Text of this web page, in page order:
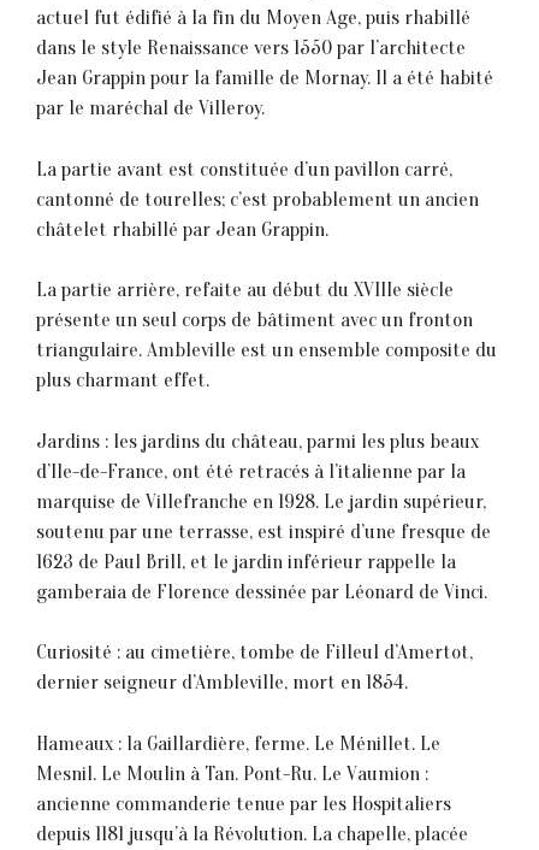
actuel fut édifié à la fin du Moyen Age, puis rhabillé
dans le style Renaissance vers 1550 par l’architecte
Jean Grappin pour la famille de Mornay. Il a été habité
par le maréchal de Villeroy.
La partie avant est constituée d’un pavillon carré,
cantonné de tourelles; c’est probablement un ancien
châtelet rhabillé par Jean Grappin.
La partie arrière, refaite au début du XVIIIe siècle
présente un seul corps de bâtiment avec un fronton
triangulaire. Ambleville est un ensemble composite du
plus charmant effet.
Jardins : les jardins du château, parmi les plus beaux
d’Ile-de-France, ont été retracés à l’italienne par la
marquise de Villefranche en 1928. Le jardin supérieur,
soutenu par une terrasse, est inspiré d’une fresque de
1623 de Paul Brill, et le jardin inférieur rappelle la
gamberaia de Florence dessinée par Léonard de Vinci.
Curiosité : au cimetière, tombe de Filleul d’Amertot,
dernier seigneur d’Ambleville, mort en 1854.
Hameaux : la Gaillardière, ferme. Le Ménillet. Le
Mesnil. Le Moulin à Tan. Pont-Ru. Le Vaumion :
ancienne commanderie tenue par les Hospitaliers
depuis 1181 jusqu’à la Révolution. La chapelle, placée